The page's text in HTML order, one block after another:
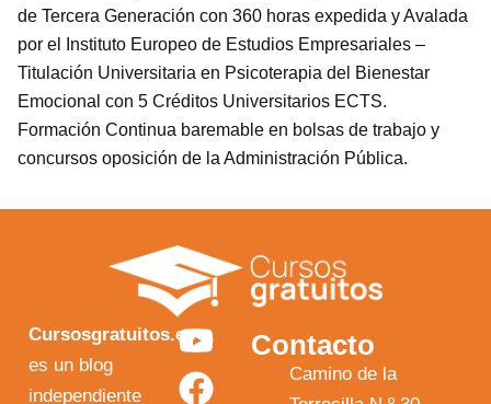
de Tercera Generación con 360 horas expedida y Avalada
por el Instituto Europeo de Estudios Empresariales –
Titulación Universitaria en Psicoterapia del Bienestar
Emocional con 5 Créditos Universitarios ECTS.
Formación Continua baremable en bolsas de trabajo y
concursos oposición de la Administración Pública.
Cursosgratuitos.es
es un blog
independiente
Y
o
F
a
I
n
X
-
Contacto
Camino de la